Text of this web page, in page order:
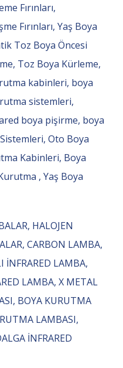
Fırınları,
Fırınları, Yaş Boya
Toz Boya Öncesi
Toz Boya Kürleme,
kabinleri, boya
sistemleri,
boya pişirme, boya
Oto Boya
Kabinleri, Boya
, Yaş Boya
HALOJEN
CARBON LAMBA,
İNFRARED LAMBA,
LAMBA, X METAL
BOYA KURUTMA
LAMBASI,
İNFRARED